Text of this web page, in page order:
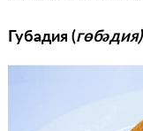
Губадия (гөбəдия)